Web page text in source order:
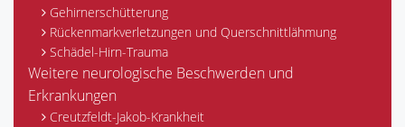
Gehirnerschütterung
Rückenmarkverletzungen und Querschnittlähmung
Schädel-Hirn-Trauma
Weitere neurologische Beschwerden und
Erkrankungen
Creutzfeldt-Jakob-Krankheit